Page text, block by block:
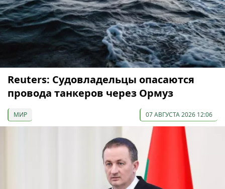
Reuters: Судовладельцы опасаются
провода танкеров через Ормуз
МИР 07 АВГУСТА 2026 12:06